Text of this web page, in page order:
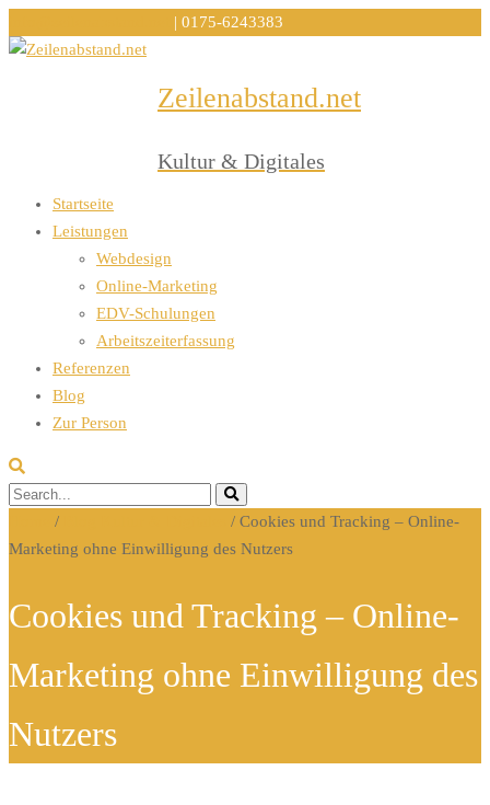
| 0175-6243383
Zeilenabstand.net
Kultur & Digitales
Startseite
Leistungen
Webdesign
Online-Marketing
EDV-Schulungen
Arbeitszeiterfassung
Referenzen
Blog
Zur Person
/ / Cookies und Tracking – Online-
Marketing ohne Einwilligung des Nutzers
Cookies und Tracking – Online-
Marketing ohne Einwilligung des
Nutzers